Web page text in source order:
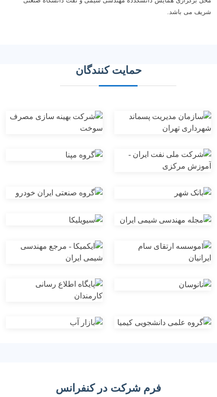
شریف می باشد.
حمایت کنندگان
فرم شرکت در کنفرانس